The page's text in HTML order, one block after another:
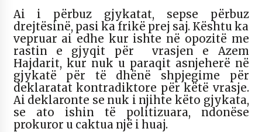
Ai i përbuz gjykatat, sepse përbuz
drejtësinë, pasi ka frikë prej saj. Kështu ka
vepruar ai edhe kur ishte në opozitë me
rastin e gjyqit për vrasjen e Azem
Hajdarit, kur nuk u paraqit asnjeherë në
gjykatë për të dhënë shpjegime për
deklaratat kontradiktore për këtë vrasje.
Ai deklaronte se nuk i njihte këto gjykata,
se ato ishin të politizuara, ndonëse
prokuror u caktua një i huaj.